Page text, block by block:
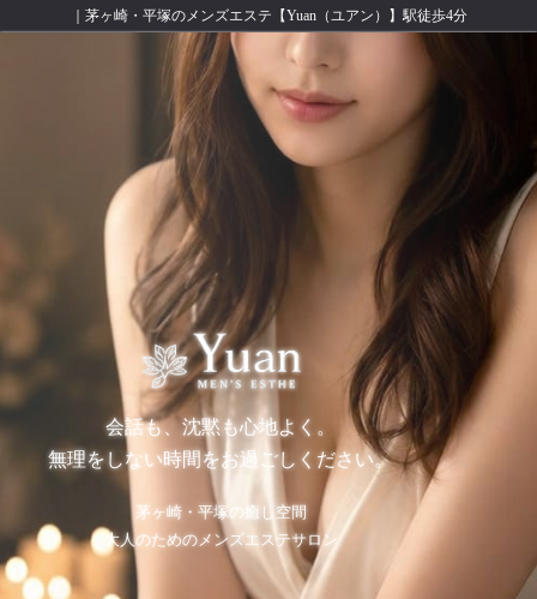
｜茅ヶ崎・平塚のメンズエステ【Yuan（ユアン）】駅徒歩4分
会話も、沈黙も心地よく。
無理をしない時間をお過ごしください。
茅ヶ崎・平塚の癒し空間
大人のためのメンズエステサロン